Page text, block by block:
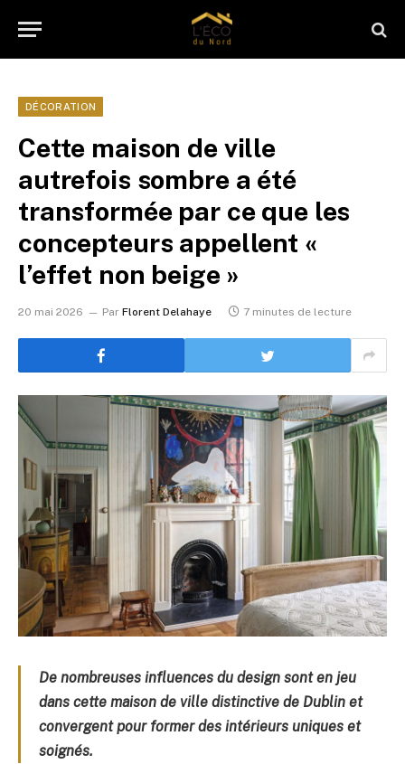
DÉCORATION
Cette maison de ville
autrefois sombre a été
transformée par ce que les
concepteurs appellent «
l’effet non beige »
20 mai 2026 Par Florent Delahaye 7 minutes de lecture
De nombreuses influences du design sont en jeu
dans cette maison de ville distinctive de Dublin et
convergent pour former des intérieurs uniques et
soignés.